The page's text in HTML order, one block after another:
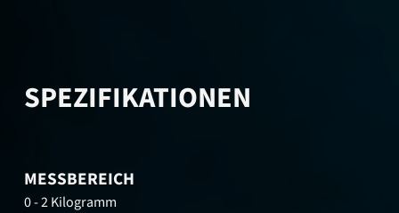
SPEZIFIKATIONEN
MESSBEREICH
0 - 2 Kilogramm